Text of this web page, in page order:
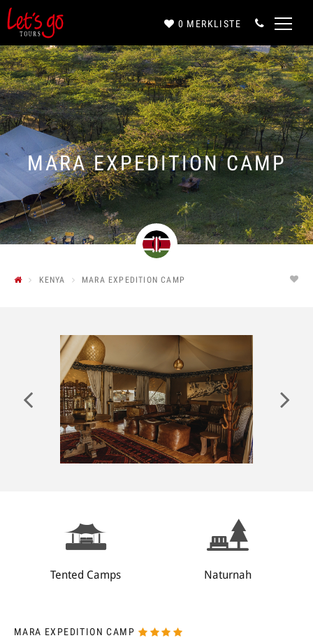
0 MERKLISTE
MARA EXPEDITION CAMP
KENYA MARA EXPEDITION CAMP
Tented Camps Naturnah
MARA EXPEDITION CAMP
Anrede*
Vorname*
Nachname*
ANMELDEN